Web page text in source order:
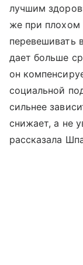
лучшим
же при плохом
перевешивать
дает больше
он
социальной
сильнее
снижает, а не
рассказала